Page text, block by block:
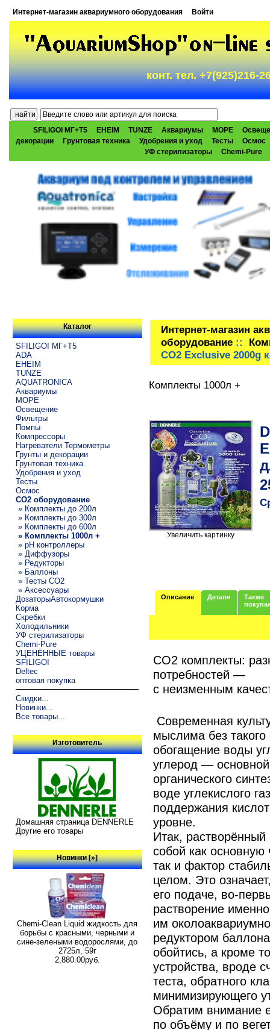
Интернет-магазин аквариумного оборудования Войти
конт. тел. +7(925)216-
SFILIGOI МГ+Т5 EHEIM TUNZE Аквариумы МОРЕ
декорации
Грунтовая техника Удобрения и уход Тесты
Осмос
УФ стерилизаторы
Chemi-Pure
Каталог
SFILIGOI МГ+Т5
ADA
EHEIM
TUNZE
AQUATRONICA
Аквариумы
МОРЕ
Освещение
Фильтры
Помпы
Компрессоры
Нагреватели Термометры
Грунты и декорации
Грунтовая техника
Удобрения и уход
Тесты
Осмос
CO2 оборудование
» Комплекты до 200л
» Комплекты до 300л
» Комплекты до 600л
» Комплекты 1000л +
» pH контроллеры
» Диффузоры
» Редукторы
» Баллоны
» Тесты CO2
» Аксессуары
ДозаторыАвтокормушки
Корма
Скребки
Холодильники
УФ стерилизаторы
Chemi-Pure
УЦЕНЁННЫЕ товары
SFILIGOI
Deltec
оптовая покупка
Скидки...
Новинки...
Все товары...
Изготовитель
Домашняя страница DENNERLE
Другие его товары
Новинки [»]
Chemi-Clean Liquid жидкость для
борьбы с красными, черными и
сине-зелеными водорослями, до
2725л, 59г
2,880.00руб.
Интернет-магазин
оборудование::
CO2 Exclusive 2000g
Комплекты 1000л +
Увеличить картинку
Описание Детали
Также
CO2 комплекты:
потребностей —
с неизменным
Современная
мыслима без
обогащение воды
углерод —
органического
воде углекислого
поддержания
уровне.
Итак, растворённый
собой как
так и фактор
целом. Это
его подаче, во-
растворение
им
редуктором
обойтись, а кроме
устройства, вроде
теста, обратного
минимизирующего
Обратим внимание
по объёму и по